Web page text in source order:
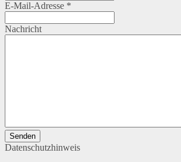
E-Mail-Adresse *
Nachricht
Senden
Datenschutzhinweis